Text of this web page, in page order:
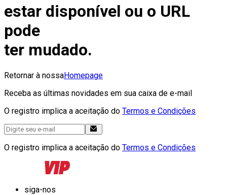
estar disponível ou o URL
pode
ter mudado.
Retornar à nossaHomepage
Receba as últimas novidades em sua caixa de e-mail
O registro implica a aceitação do Termos e Condições
O registro implica a aceitação do Termos e Condições
siga-nos